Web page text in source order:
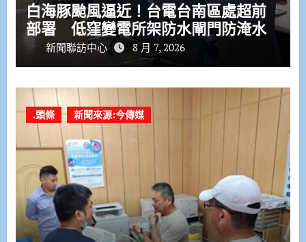
白海豚颱風逼近！台電台南區處超前
部署 低窪變電所架防水閘門防淹水
新聞聯訪中心 8 月 7, 2026
.頭條 新聞來源:今傳媒